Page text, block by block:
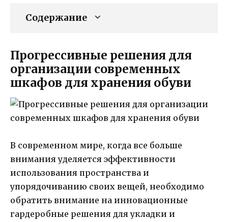
Содержание
Прогрессивные решения для
организации современных
шкафов для хранения обуви
В современном мире, когда все больше
внимания уделяется эффективности
использования пространства и
упорядочиванию своих вещей, необходимо
обратить внимание на инновационные
гардеробные решения для укладки и